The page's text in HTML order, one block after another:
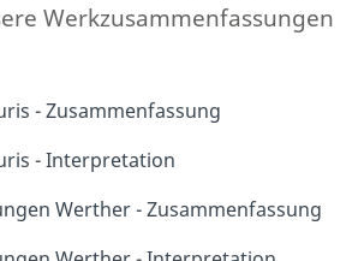
Werkzusammenfassungen
- Zusammenfassung
- Interpretation
Werther - Zusammenfassung